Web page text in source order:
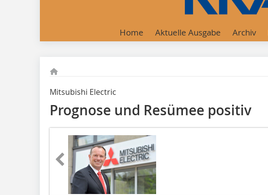
Home Aktuelle Ausgabe Archiv
Mitsubishi Electric
Prognose und Resümee positiv